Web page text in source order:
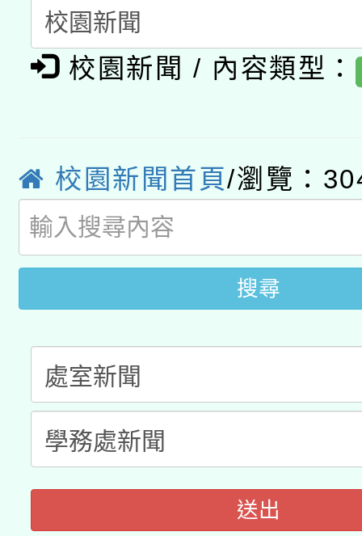
國立臺灣師範大學辦理
年度健康促進學校輔導
函轉國家教育研究院中
原住民族教育政策研討
轉知教育部國民及學前
方素養工作坊新北場」
函轉國立臺灣師範大學
「族語學習班」招生簡
文教學共融平台-教案
件」活動簡章
教育部國民及學前教育
年度COVID-19疫苗接
接種對象擴大為「滿6
接種之民眾」措施，延
月28日止
校園新聞 / 內容類型：
校園新聞首頁/瀏覽：
搜尋
送出